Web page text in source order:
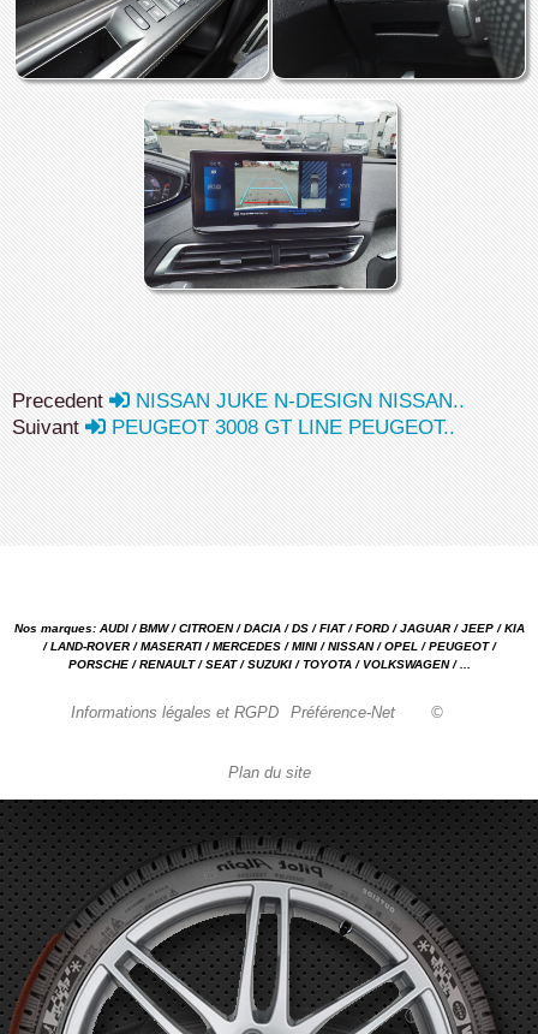
Precedent
NISSAN JUKE N-DESIGN NISSAN..
Suivant
PEUGEOT 3008 GT LINE PEUGEOT..
Nos marques: AUDI / BMW / CITROEN / DACIA / DS / FIAT / FORD / JAGUAR / JEEP / KIA
/ LAND-ROVER / MASERATI / MERCEDES / MINI / NISSAN / OPEL / PEUGEOT /
PORSCHE / RENAULT / SEAT / SUZUKI / TOYOTA / VOLKSWAGEN / ...
Informations légales et RGPD Préférence-Net ©
Plan du site
Garage automobile Reparation, entretien, carrosserie, concessionnaire Loire 42